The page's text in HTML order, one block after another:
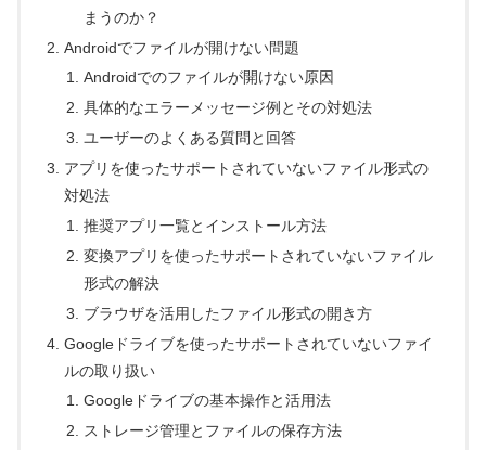
まうのか？
Androidでファイルが開けない問題
Androidでのファイルが開けない原因
具体的なエラーメッセージ例とその対処法
ユーザーのよくある質問と回答
アプリを使ったサポートされていないファイル形式の
対処法
推奨アプリ一覧とインストール方法
変換アプリを使ったサポートされていないファイル
形式の解決
ブラウザを活用したファイル形式の開き方
Googleドライブを使ったサポートされていないファイ
ルの取り扱い
Googleドライブの基本操作と活用法
ストレージ管理とファイルの保存方法